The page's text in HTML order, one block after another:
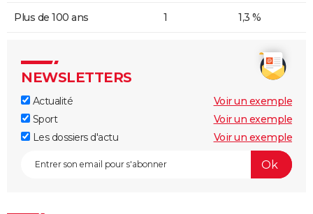
Plus de 100 ans 1 1,3 %
NEWSLETTERS
Actualité
Voir un exemple
Sport
Voir un exemple
Les dossiers d'actu
Voir un exemple